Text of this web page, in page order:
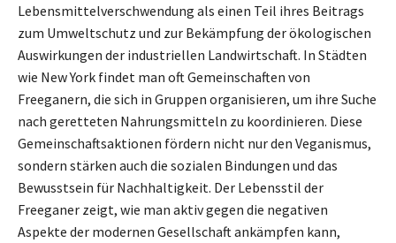
Lebensmittelverschwendung als einen Teil ihres Beitrags
zum Umweltschutz und zur Bekämpfung der ökologischen
Auswirkungen der industriellen Landwirtschaft. In Städten
wie New York findet man oft Gemeinschaften von
Freeganern, die sich in Gruppen organisieren, um ihre Suche
nach geretteten Nahrungsmitteln zu koordinieren. Diese
Gemeinschaftsaktionen fördern nicht nur den Veganismus,
sondern stärken auch die sozialen Bindungen und das
Bewusstsein für Nachhaltigkeit. Der Lebensstil der
Freeganer zeigt, wie man aktiv gegen die negativen
Aspekte der modernen Gesellschaft ankämpfen kann,